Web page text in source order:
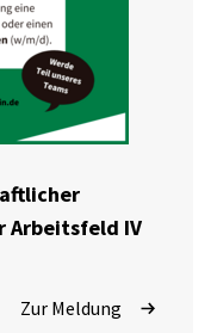
Arbeitsfeld IV
Zur Meldung